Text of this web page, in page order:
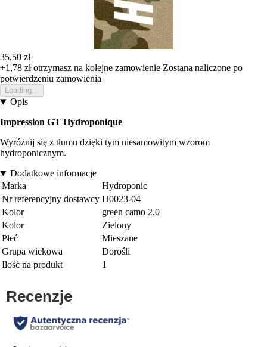
35,50 zł
+1,78 złotrzymasz na kolejne zamowienie Zostana naliczone po
potwierdzeniu zamowienia
Loading...
Opis
Impression GT Hydroponique
Wyróżnij się z tłumu dzięki tym niesamowitym wzorom
hydroponicznym.
Dodatkowe informacje
Marka
Hydroponic
Nr referencyjny dostawcy H0023-04
Kolor
green camo 2,0
Kolor
Zielony
Płeć
Mieszane
Grupa wiekowa
Dorośli
Ilość na produkt
1